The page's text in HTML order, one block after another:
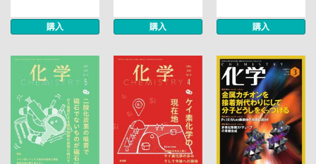
購入 購入 購入